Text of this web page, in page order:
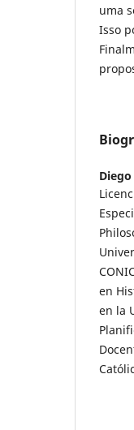
uma
Isso
en
en la